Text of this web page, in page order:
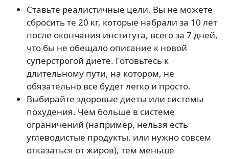
Ставьте реалистичные цели. Вы не можете
сбросить те 20 кг, которые набрали за 10 лет
после окончания института, всего за 7 дней,
что бы не обещало описание к новой
суперстрогой диете. Готовьтесь к
длительному пути, на котором, не
обязательно все будет легко и просто.
Выбирайте здоровые диеты или системы
похудения. Чем больше в системе
ограничений (например, нельзя есть
углеводистые продукты, или нужно совсем
отказаться от жиров), тем меньше